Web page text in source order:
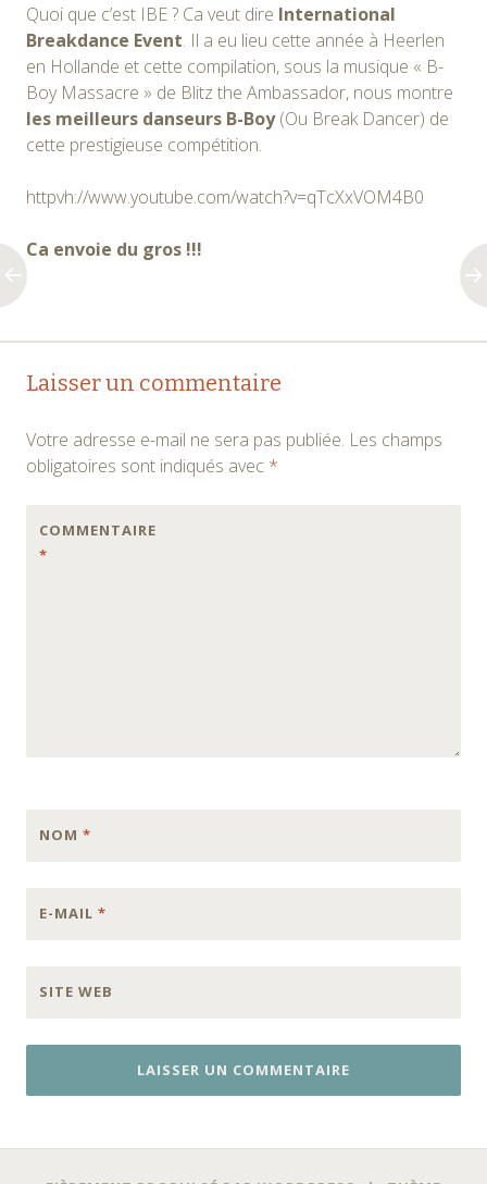
Quoi que c’est IBE ? Ca veut dire International
Breakdance Event. Il a eu lieu cette année à Heerlen
en Hollande et cette compilation, sous la musique « B-
Boy Massacre » de Blitz the Ambassador, nous montre
les meilleurs danseurs B-Boy(Ou Break Dancer) de
cette prestigieuse compétition.
httpvh://www.youtube.com/watch?v=qTcXxVOM4B0
Ca envoie du gros !!!
Navigation
articles
Laisser un commentaire
Votre adresse e-mail ne sera pas publiée. Les champs
obligatoires sont indiqués avec *
COMMENTAIRE
*
NOM *
E-MAIL *
SITE WEB